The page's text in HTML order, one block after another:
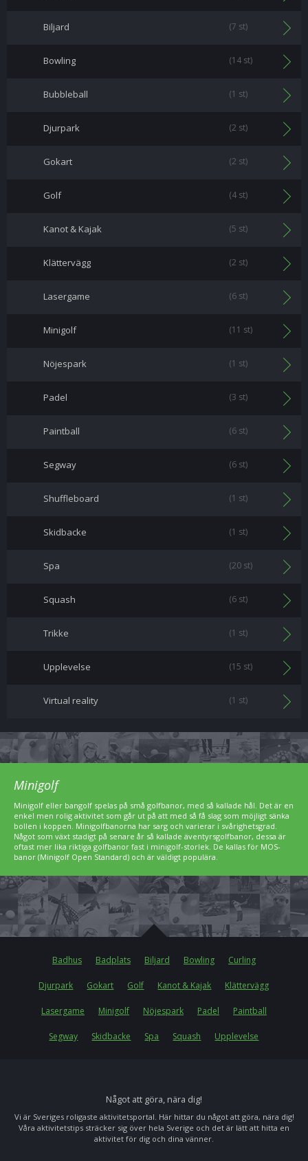
Biljard (7 st)
Bowling (14 st)
Bubbleball (1 st)
Djurpark (2 st)
Gokart (2 st)
Golf (4 st)
Kanot & Kajak (5 st)
Klättervägg (2 st)
Lasergame (6 st)
Minigolf (11 st)
Nöjespark (1 st)
Padel (3 st)
Paintball (6 st)
Segway (6 st)
Shuffleboard (1 st)
Skidbacke (1 st)
Spa (20 st)
Squash (6 st)
Trikke (1 st)
Upplevelse (15 st)
Virtual reality (1 st)
Minigolf
Minigolf eller bangolf spelas på små golfbanor, med så kallade hål. Det är en
enkel men rolig aktivitet som går ut på att med så få slag som möjligt sänka
bollen i koppen. Minigolfbanorna har sarg och varierar i svårighetsgrad.
Något som växt stadigt på senare år så kallade äventyrsgolfbanor, dessa är
oftast mer lika riktiga golfbanor fast i minigolf-storlek. De kallas för MOS-
banor (Minigolf Open Standard) och är väldigt populära.
Badhus Badplats Biljard Bowling Curling
Djurpark Gokart Golf Kanot & Kajak Klättervägg
Lasergame Minigolf Nöjespark Padel Paintball
Segway Skidbacke Spa Squash Upplevelse
Något att göra, nära dig!
Vi är Sveriges roligaste aktivitetsportal. Här hittar du något att göra, nära dig!
Våra aktivitetstips sträcker sig över hela Sverige och det är lätt att hitta en
aktivitet för dig och dina vänner.